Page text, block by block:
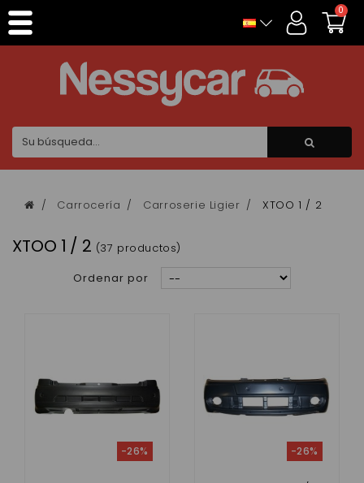
0
Carrocería Carroserie Ligier XTOO 1 / 2
XTOO 1 / 2 (37 productos)
Ordenar por
-26% -26%
Panel de gestión de cookies